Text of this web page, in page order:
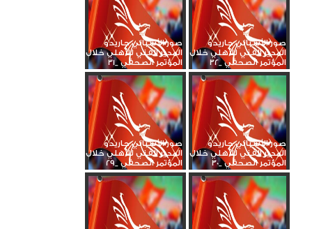
صور الأسباني جاريدو
المدير الفني للأهلي خلال
المؤتمر الصحفي _32
صور الأسباني جاريدو
المدير الفني للأهلي خلال
المؤتمر الصحفي _31
صور الأسباني جاريدو
المدير الفني للأهلي خلال
المؤتمر الصحفي _30
صور الأسباني جاريدو
المدير الفني للأهلي خلال
المؤتمر الصحفي _29